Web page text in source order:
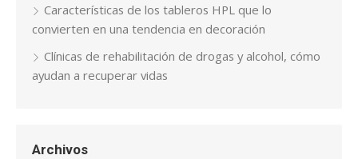
Características de los tableros HPL que lo
convierten en una tendencia en decoración
Clínicas de rehabilitación de drogas y alcohol, cómo
ayudan a recuperar vidas
Archivos